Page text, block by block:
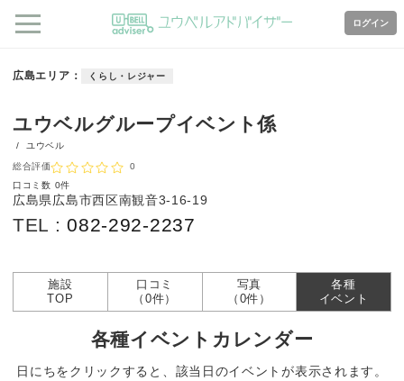
ログイン
広島エリア くらし・レジャー
ユウベルグループイベント係
/ ユウベル
総合評価
0
口コミ数 0件
広島県広島市西区南観音3-16-19
TEL :082-292-2237
施設
TOP
口コミ
（0件）
写真
（0件）
各種
イベント
各種イベントカレンダー
日にちをクリックすると、該当日のイベントが表示されます。